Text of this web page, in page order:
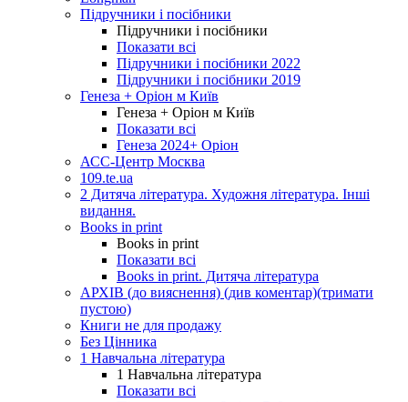
Підручники і посібники
Підручники і посібники
Показати всі
Підручники і посібники 2022
Підручники і посібники 2019
Генеза + Оріон м Київ
Генеза + Оріон м Київ
Показати всі
Генеза 2024+ Оріон
АСС-Центр Москва
109.te.ua
2 Дитяча література. Художня література. Інші
видання.
Books in print
Books in print
Показати всі
Books in print. Дитяча література
АРХІВ (до вияснення) (див коментар)(тримати
пустою)
Книги не для продажу
Без Цінника
1 Навчальна література
1 Навчальна література
Показати всі